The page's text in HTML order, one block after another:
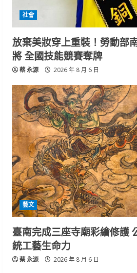
社會
放棄美妝穿上重裝！勞動部
將 全國技能競賽奪牌
蔡 永源 2026 年 8 月 6 日
藝文
臺南完成三座寺廟彩繪修護
統工藝生命力
蔡 永源 2026 年 8 月 6 日